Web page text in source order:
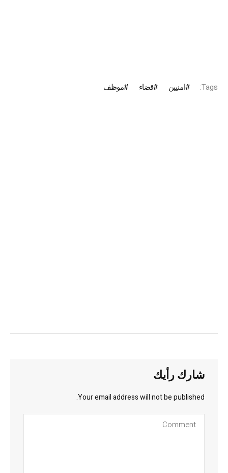
Tags: امنيين قضاء موظف
شارك رأيك
Your email address will not be published.